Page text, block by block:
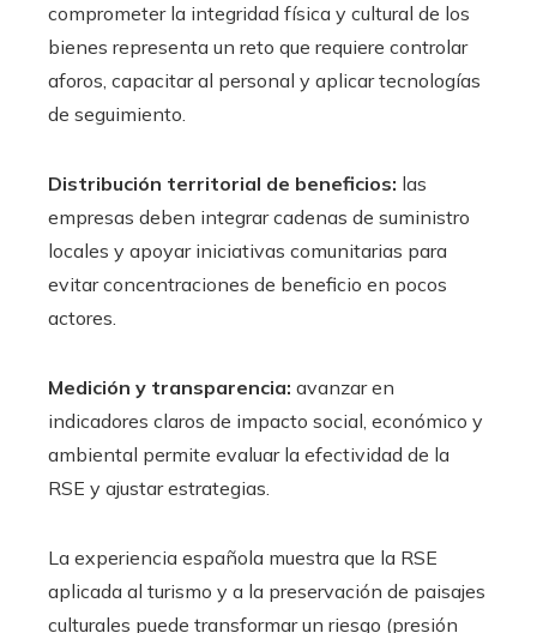
comprometer la integridad física y cultural de los
bienes representa un reto que requiere controlar
aforos, capacitar al personal y aplicar tecnologías
de seguimiento.
Distribución territorial de beneficios: las
empresas deben integrar cadenas de suministro
locales y apoyar iniciativas comunitarias para
evitar concentraciones de beneficio en pocos
actores.
Medición y transparencia: avanzar en
indicadores claros de impacto social, económico y
ambiental permite evaluar la efectividad de la
RSE y ajustar estrategias.
La experiencia española muestra que la RSE
aplicada al turismo y a la preservación de paisajes
culturales puede transformar un riesgo (presión